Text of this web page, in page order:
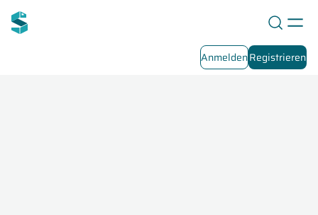
AnmeldenRegistrieren